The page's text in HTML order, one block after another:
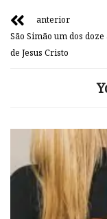
anterior
São Simão um dos doze
de Jesus Cristo